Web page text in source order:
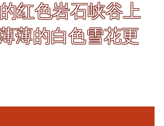
红色岩石峡谷上
薄的白色雪花更